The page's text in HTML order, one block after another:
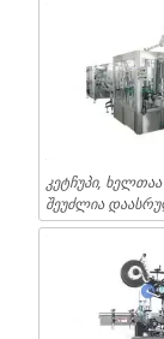
კეტჩუპი,
შეუძლია